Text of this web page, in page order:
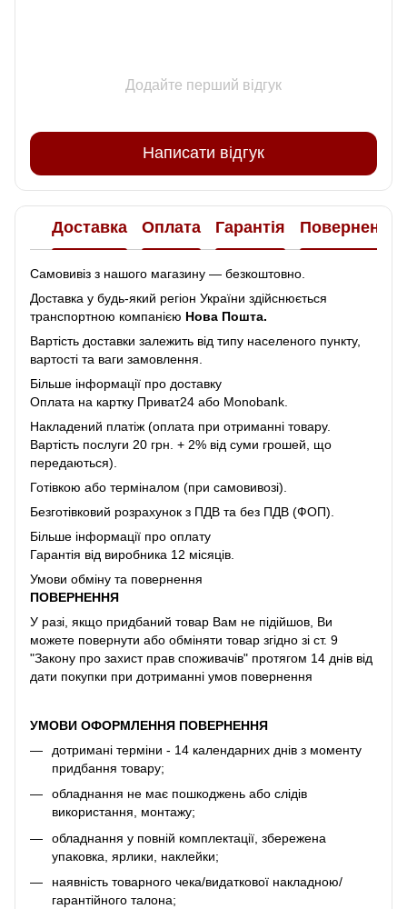
Додайте перший відгук
Написати відгук
Доставка Оплата Гарантія Повернення
Самовивіз з нашого магазину — безкоштовно.
Доставка у будь-який регіон України здійснюється
транспортною компанією Нова Пошта.
Вартість доставки залежить від типу населеного пункту,
вартості та ваги замовлення.
Більше інформації про доставку
Оплата на картку Приват24 або Monobank.
Накладений платіж (оплата при отриманні товару.
Вартість послуги 20 грн. + 2% від суми грошей, що
передаються).
Готівкою або терміналом (при самовивозі).
Безготівковий розрахунок з ПДВ та без ПДВ (ФОП).
Більше інформації про оплату
Гарантія від виробника 12 місяців.
Умови обміну та повернення
ПОВЕРНЕННЯ
У разі, якщо придбаний товар Вам не підійшов, Ви
можете повернути або обміняти товар згідно зі ст. 9
"Закону про захист прав споживачів" протягом 14 днів від
дати покупки при дотриманні умов повернення
УМОВИ ОФОРМЛЕННЯ ПОВЕРНЕННЯ
дотримані терміни - 14 календарних днів з моменту
придбання товару;
обладнання не має пошкоджень або слідів
використання, монтажу;
обладнання у повній комплектації, збережена
упаковка, ярлики, наклейки;
наявність товарного чека/видаткової накладною/
гарантійного талона;